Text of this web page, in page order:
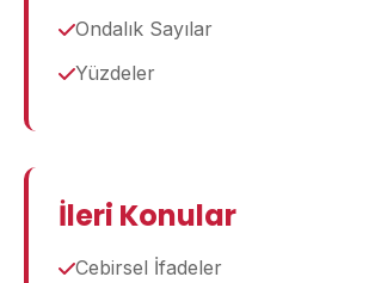
Ondalık Sayılar
Yüzdeler
İleri Konular
Cebirsel İfadeler